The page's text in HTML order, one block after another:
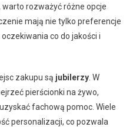
warto rozważyć różne opcje
mają nie tylko preferencje
co do jakości i
zakupu są jubilerzy. W
pierścionki na żywo,
fachową pomoc. Wiele
personalizacji, co pozwala